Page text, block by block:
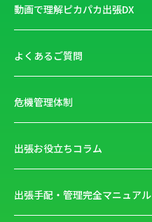
動画で理解ピカパカ出張DX
よくあるご質問
危機管理体制
出張お役立ちコラム
出張手配・管理完全マニュアル